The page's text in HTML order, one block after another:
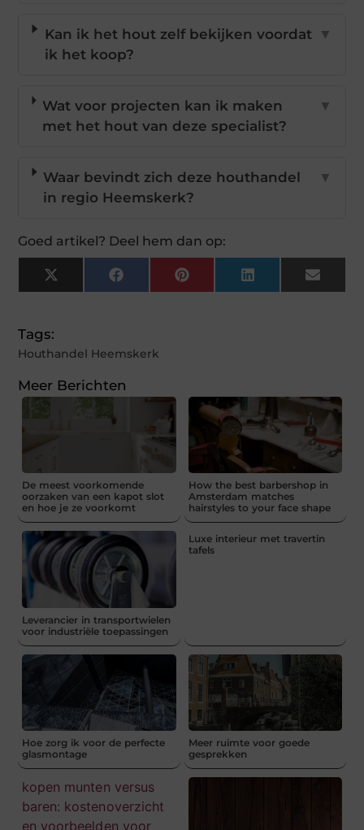
Kan ik het hout zelf bekijken voordat
ik het koop?
▼
Wat voor projecten kan ik maken
met het hout van deze specialist?
▼
Waar bevindt zich deze houthandel
in regio Heemskerk?
▼
Goed artikel? Deel hem dan op:
X
(Twitter)
FacebookPinterestLinkedInEmail
Tags:
Houthandel Heemskerk
Meer Berichten
De meest voorkomende
oorzaken van een kapot slot
en hoe je ze voorkomt
How the best barbershop in
Amsterdam matches
hairstyles to your face shape
Leverancier in transportwielen
voor industriële toepassingen
Luxe interieur met travertin
tafels
Hoe zorg ik voor de perfecte
glasmontage
Meer ruimte voor goede
gesprekken